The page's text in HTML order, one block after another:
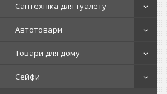
Сантехніка для туалету
Автотовари
Товари для дому
Сейфи